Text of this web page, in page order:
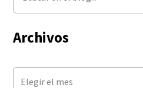
Archivos
Elegir el mes